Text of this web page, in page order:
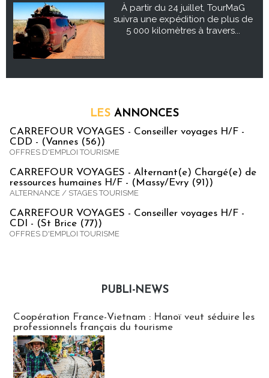
À partir du 24 juillet, TourMaG
suivra une expédition de plus de
5 000 kilomètres à travers...
LES ANNONCES
CARREFOUR VOYAGES - Conseiller voyages H/F -
CDD - (Vannes (56))
OFFRES D'EMPLOI TOURISME
CARREFOUR VOYAGES - Alternant(e) Chargé(e) de
ressources humaines H/F - (Massy/Evry (91))
ALTERNANCE / STAGES TOURISME
CARREFOUR VOYAGES - Conseiller voyages H/F -
CDI - (St Brice (77))
OFFRES D'EMPLOI TOURISME
PUBLI-NEWS
Coopération France-Vietnam : Hanoï veut séduire les
professionnels français du tourisme